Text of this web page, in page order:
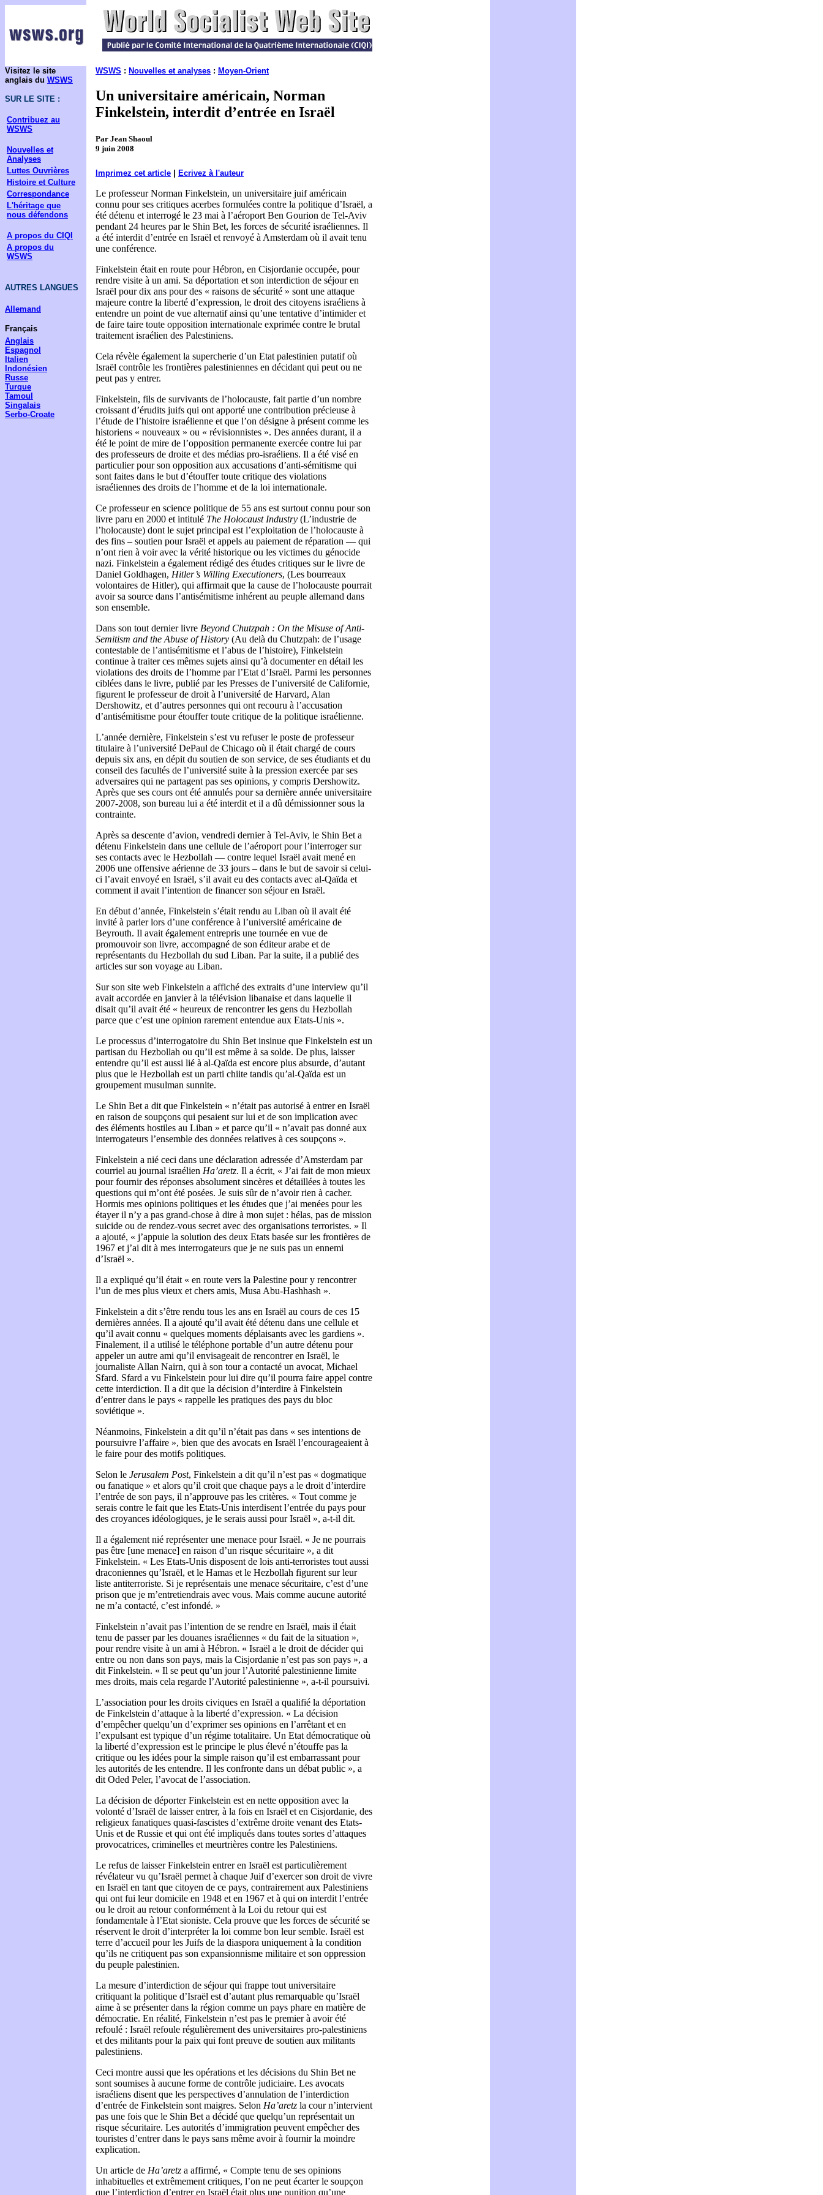
Visitez le site
anglais du WSWS
SUR LE SITE :
Contribuez au
WSWS
Nouvelles et
Analyses
Luttes Ouvrières
Histoire et Culture
Correspondance
L'héritage que
nous défendons
A propos du CIQI
A propos du
WSWS
AUTRES LANGUES
Allemand
Français
Anglais
Espagnol
Italien
Indonésien
Russe
Turque
Tamoul
Singalais
Serbo-Croate
WSWS : Nouvelles et analyses : Moyen-Orient
Un universitaire américain, Norman
Finkelstein, interdit d’entrée en Israël
Par Jean Shaoul
9 juin 2008
Imprimez cet article Ecrivez à l'auteur
Le professeur Norman Finkelstein, un universitaire juif américain
connu pour ses critiques acerbes formulées contre la politique d’Israël, a
été détenu et interrogé le 23 mai à l’aéroport Ben Gourion de Tel-Aviv
pendant 24 heures par le Shin Bet, les forces de sécurité israéliennes. Il
a été interdit d’entrée en Israël et renvoyé à Amsterdam où il avait tenu
une conférence.
Finkelstein était en route pour Hébron, en Cisjordanie occupée, pour
rendre visite à un ami. Sa déportation et son interdiction de séjour en
Israël pour dix ans pour des « raisons de sécurité » sont une attaque
majeure contre la liberté d’expression, le droit des citoyens israéliens à
entendre un point de vue alternatif ainsi qu’une tentative d’intimider et
de faire taire toute opposition internationale exprimée contre le brutal
traitement israélien des Palestiniens.
Cela révèle également la supercherie d’un Etat palestinien putatif où
Israël contrôle les frontières palestiniennes en décidant qui peut ou ne
peut pas y entrer.
Finkelstein, fils de survivants de l’holocauste, fait partie d’un nombre
croissant d’érudits juifs qui ont apporté une contribution précieuse à
l’étude de l’histoire israélienne et que l’on désigne à présent comme les
historiens « nouveaux » ou « révisionnistes ». Des années durant, il a
été le point de mire de l’opposition permanente exercée contre lui par
des professeurs de droite et des médias pro-israéliens. Il a été visé en
particulier pour son opposition aux accusations d’anti-sémitisme qui
sont faites dans le but d’étouffer toute critique des violations
israéliennes des droits de l’homme et de la loi internationale.
Ce professeur en science politique de 55 ans est surtout connu pour son
livre paru en 2000 et intitulé The Holocaust Industry (L’industrie de
l’holocauste) dont le sujet principal est l’exploitation de l’holocauste à
des fins – soutien pour Israël et appels au paiement de réparation — qui
n’ont rien à voir avec la vérité historique ou les victimes du génocide
nazi. Finkelstein a également rédigé des études critiques sur le livre de
Daniel Goldhagen, Hitler’s Willing Executioners, (Les bourreaux
volontaires de Hitler), qui affirmait que la cause de l’holocauste pourrait
avoir sa source dans l’antisémitisme inhérent au peuple allemand dans
son ensemble.
Dans son tout dernier livre Beyond Chutzpah : On the Misuse of Anti-
Semitism and the Abuse of History (Au delà du Chutzpah: de l’usage
contestable de l’antisémitisme et l’abus de l’histoire), Finkelstein
continue à traiter ces mêmes sujets ainsi qu’à documenter en détail les
violations des droits de l’homme par l’Etat d’Israël. Parmi les personnes
ciblées dans le livre, publié par les Presses de l’université de Californie,
figurent le professeur de droit à l’université de Harvard, Alan
Dershowitz, et d’autres personnes qui ont recouru à l’accusation
d’antisémitisme pour étouffer toute critique de la politique israélienne.
L’année dernière, Finkelstein s’est vu refuser le poste de professeur
titulaire à l’université DePaul de Chicago où il était chargé de cours
depuis six ans, en dépit du soutien de son service, de ses étudiants et du
conseil des facultés de l’université suite à la pression exercée par ses
adversaires qui ne partagent pas ses opinions, y compris Dershowitz.
Après que ses cours ont été annulés pour sa dernière année universitaire
2007-2008, son bureau lui a été interdit et il a dû démissionner sous la
contrainte.
Après sa descente d’avion, vendredi dernier à Tel-Aviv, le Shin Bet a
détenu Finkelstein dans une cellule de l’aéroport pour l’interroger sur
ses contacts avec le Hezbollah — contre lequel Israël avait mené en
2006 une offensive aérienne de 33 jours – dans le but de savoir si celui-
ci l’avait envoyé en Israël, s’il avait eu des contacts avec al-Qaïda et
comment il avait l’intention de financer son séjour en Israël.
En début d’année, Finkelstein s’était rendu au Liban où il avait été
invité à parler lors d’une conférence à l’université américaine de
Beyrouth. Il avait également entrepris une tournée en vue de
promouvoir son livre, accompagné de son éditeur arabe et de
représentants du Hezbollah du sud Liban. Par la suite, il a publié des
articles sur son voyage au Liban.
Sur son site web Finkelstein a affiché des extraits d’une interview qu’il
avait accordée en janvier à la télévision libanaise et dans laquelle il
disait qu’il avait été « heureux de rencontrer les gens du Hezbollah
parce que c’est une opinion rarement entendue aux Etats-Unis ».
Le processus d’interrogatoire du Shin Bet insinue que Finkelstein est un
partisan du Hezbollah ou qu’il est même à sa solde. De plus, laisser
entendre qu’il est aussi lié à al-Qaïda est encore plus absurde, d’autant
plus que le Hezbollah est un parti chiite tandis qu’al-Qaïda est un
groupement musulman sunnite.
Le Shin Bet a dit que Finkelstein « n’était pas autorisé à entrer en Israël
en raison de soupçons qui pesaient sur lui et de son implication avec
des éléments hostiles au Liban » et parce qu’il « n’avait pas donné aux
interrogateurs l’ensemble des données relatives à ces soupçons ».
Finkelstein a nié ceci dans une déclaration adressée d’Amsterdam par
courriel au journal israélien Ha’aretz. Il a écrit, « J’ai fait de mon mieux
pour fournir des réponses absolument sincères et détaillées à toutes les
questions qui m’ont été posées. Je suis sûr de n’avoir rien à cacher.
Hormis mes opinions politiques et les études que j’ai menées pour les
étayer il n’y a pas grand-chose à dire à mon sujet : hélas, pas de mission
suicide ou de rendez-vous secret avec des organisations terroristes. » Il
a ajouté, « j’appuie la solution des deux Etats basée sur les frontières de
1967 et j’ai dit à mes interrogateurs que je ne suis pas un ennemi
d’Israël ».
Il a expliqué qu’il était « en route vers la Palestine pour y rencontrer
l’un de mes plus vieux et chers amis, Musa Abu-Hashhash ».
Finkelstein a dit s’être rendu tous les ans en Israël au cours de ces 15
dernières années. Il a ajouté qu’il avait été détenu dans une cellule et
qu’il avait connu « quelques moments déplaisants avec les gardiens ».
Finalement, il a utilisé le téléphone portable d’un autre détenu pour
appeler un autre ami qu’il envisageait de rencontrer en Israël, le
journaliste Allan Nairn, qui à son tour a contacté un avocat, Michael
Sfard. Sfard a vu Finkelstein pour lui dire qu’il pourra faire appel contre
cette interdiction. Il a dit que la décision d’interdire à Finkelstein
d’entrer dans le pays « rappelle les pratiques des pays du bloc
soviétique ».
Néanmoins, Finkelstein a dit qu’il n’était pas dans « ses intentions de
poursuivre l’affaire », bien que des avocats en Israël l’encourageaient à
le faire pour des motifs politiques.
Selon le Jerusalem Post, Finkelstein a dit qu’il n’est pas « dogmatique
ou fanatique » et alors qu’il croit que chaque pays a le droit d’interdire
l’entrée de son pays, il n’approuve pas les critères. « Tout comme je
serais contre le fait que les Etats-Unis interdisent l’entrée du pays pour
des croyances idéologiques, je le serais aussi pour Israël », a-t-il dit.
Il a également nié représenter une menace pour Israël. « Je ne pourrais
pas être [une menace] en raison d’un risque sécuritaire », a dit
Finkelstein. « Les Etats-Unis disposent de lois anti-terroristes tout aussi
draconiennes qu’Israël, et le Hamas et le Hezbollah figurent sur leur
liste antiterroriste. Si je représentais une menace sécuritaire, c’est d’une
prison que je m’entretiendrais avec vous. Mais comme aucune autorité
ne m’a contacté, c’est infondé. »
Finkelstein n’avait pas l’intention de se rendre en Israël, mais il était
tenu de passer par les douanes israéliennes « du fait de la situation »,
pour rendre visite à un ami à Hébron. « Israël a le droit de décider qui
entre ou non dans son pays, mais la Cisjordanie n’est pas son pays », a
dit Finkelstein. « Il se peut qu’un jour l’Autorité palestinienne limite
mes droits, mais cela regarde l’Autorité palestinienne », a-t-il poursuivi.
L’association pour les droits civiques en Israël a qualifié la déportation
de Finkelstein d’attaque à la liberté d’expression. « La décision
d’empêcher quelqu’un d’exprimer ses opinions en l’arrêtant et en
l’expulsant est typique d’un régime totalitaire. Un Etat démocratique où
la liberté d’expression est le principe le plus élevé n’étouffe pas la
critique ou les idées pour la simple raison qu’il est embarrassant pour
les autorités de les entendre. Il les confronte dans un débat public », a
dit Oded Peler, l’avocat de l’association.
La décision de déporter Finkelstein est en nette opposition avec la
volonté d’Israël de laisser entrer, à la fois en Israël et en Cisjordanie, des
religieux fanatiques quasi-fascistes d’extrême droite venant des Etats-
Unis et de Russie et qui ont été impliqués dans toutes sortes d’attaques
provocatrices, criminelles et meurtrières contre les Palestiniens.
Le refus de laisser Finkelstein entrer en Israël est particulièrement
révélateur vu qu’Israël permet à chaque Juif d’exercer son droit de vivre
en Israël en tant que citoyen de ce pays, contrairement aux Palestiniens
qui ont fui leur domicile en 1948 et en 1967 et à qui on interdit l’entrée
ou le droit au retour conformément à la Loi du retour qui est
fondamentale à l’Etat sioniste. Cela prouve que les forces de sécurité se
réservent le droit d’interpréter la loi comme bon leur semble. Israël est
terre d’accueil pour les Juifs de la diaspora uniquement à la condition
qu’ils ne critiquent pas son expansionnisme militaire et son oppression
du peuple palestinien.
La mesure d’interdiction de séjour qui frappe tout universitaire
critiquant la politique d’Israël est d’autant plus remarquable qu’Israël
aime à se présenter dans la région comme un pays phare en matière de
démocratie. En réalité, Finkelstein n’est pas le premier à avoir été
refoulé : Israël refoule régulièrement des universitaires pro-palestiniens
et des militants pour la paix qui font preuve de soutien aux militants
palestiniens.
Ceci montre aussi que les opérations et les décisions du Shin Bet ne
sont soumises à aucune forme de contrôle judiciaire. Les avocats
israéliens disent que les perspectives d’annulation de l’interdiction
d’entrée de Finkelstein sont maigres. Selon Ha’aretz la cour n’intervient
pas une fois que le Shin Bet a décidé que quelqu’un représentait un
risque sécuritaire. Les autorités d’immigration peuvent empêcher des
touristes d’entrer dans le pays sans même avoir à fournir la moindre
explication.
Un article de Ha’aretz a affirmé, « Compte tenu de ses opinions
inhabituelles et extrêmement critiques, l’on ne peut écarter le soupçon
que l’interdiction d’entrer en Israël était plus une punition qu’une